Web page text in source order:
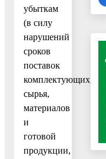
убыткам
(в силу
нарушений
сроков
поставок
комплектующих,
сырья,
материалов
и
готовой
продукции,